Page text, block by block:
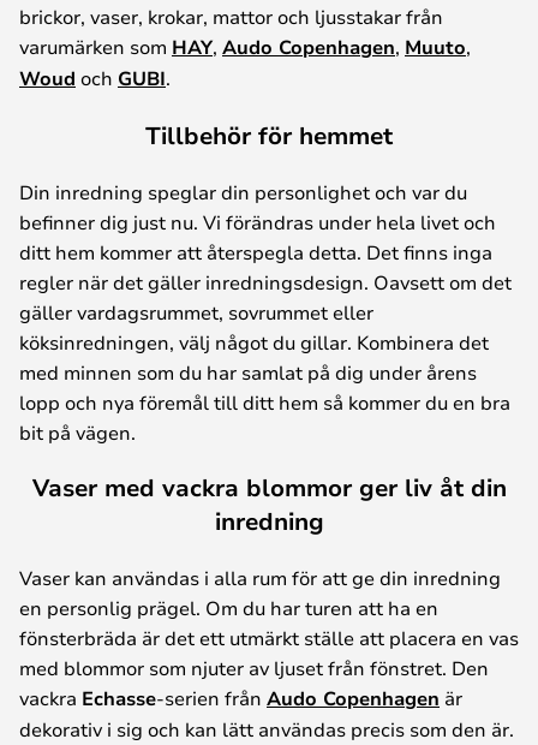
brickor, vaser, krokar, mattor och ljusstakar från
varumärken som HAY, Audo Copenhagen, Muuto,
Woud och GUBI.
Tillbehör för hemmet
Din inredning speglar din personlighet och var du
befinner dig just nu. Vi förändras under hela livet och
ditt hem kommer att återspegla detta. Det finns inga
regler när det gäller inredningsdesign. Oavsett om det
gäller vardagsrummet, sovrummet eller
köksinredningen, välj något du gillar. Kombinera det
med minnen som du har samlat på dig under årens
lopp och nya föremål till ditt hem så kommer du en bra
bit på vägen.
Vaser med vackra blommor ger liv åt din
inredning
Vaser kan användas i alla rum för att ge din inredning
en personlig prägel. Om du har turen att ha en
fönsterbräda är det ett utmärkt ställe att placera en vas
med blommor som njuter av ljuset från fönstret. Den
vackra Echasse-serien från Audo Copenhagen är
dekorativ i sig och kan lätt användas precis som den är.